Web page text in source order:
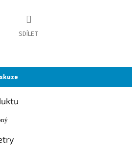
SDÍLET